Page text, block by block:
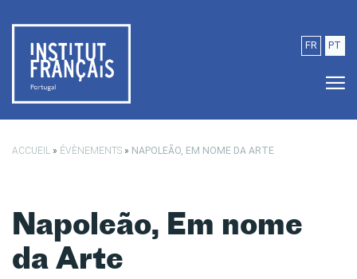
FR PT
ACCUEIL » ÉVÈNEMENTS » NAPOLEÃO, EM NOME DA ARTE
Napoleão, Em nome
da Arte